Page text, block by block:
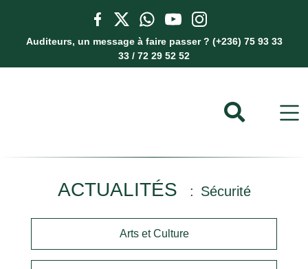
Auditeurs, un message à faire passer ? (+236) 75 93 33
33 / 72 29 52 52
ACTUALITÉS Sécurité
Arts et Culture